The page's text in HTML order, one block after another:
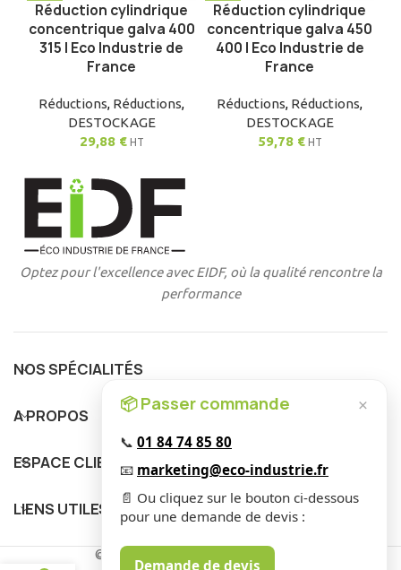
×
📦 Passer commande
📞 01 84 74 85 80
📧 marketing@eco-industrie.fr
📄 Ou cliquez sur le bouton ci-dessous
pour une demande de devis :
Demande de devis
Réduction cylindrique
concentrique galva 400
315 | Eco Industrie de
France
Réductions, Réductions,
DESTOCKAGE
29,88 € HT
Réduction cylindrique
concentrique galva 450
400 | Eco Industrie de
France
Réductions, Réductions,
DESTOCKAGE
59,78 € HT
Optez pour l'excellence avec EIDF, où la qualité rencontre la
performance
NOS SPÉCIALITÉS
A PROPOS
ESPACE CLIENT
LIENS UTILES
© 2025 EIDF. Tous Droits Réservés